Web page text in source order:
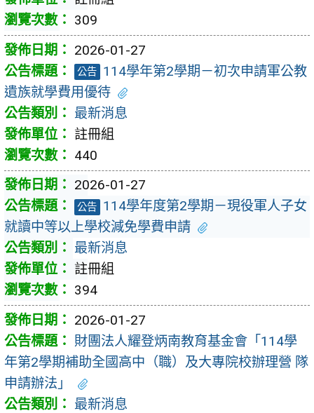
309
2026-01-27
公告 114學年第2學期－初次申請軍公教
遺族就學費用優待
最新消息
註冊組
440
2026-01-27
公告 114學年度第2學期－現役軍人子女
就讀中等以上學校減免學費申請
最新消息
註冊組
394
2026-01-27
財團法人耀登炳南教育基金會「114學
年第2學期補助全國高中（職）及大專院校辦理營 隊
申請辦法」
最新消息